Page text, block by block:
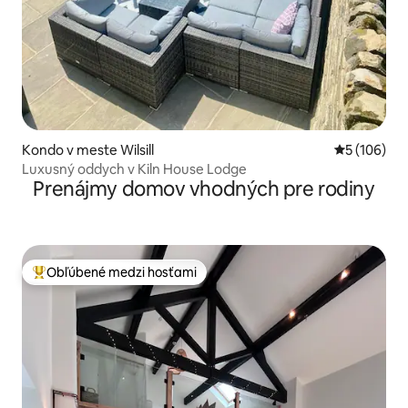
Kondo v meste Wilsill Priemerné
5 (106)
Luxusný oddych v Kiln House Lodge
Prenájmy domov vhodných pre rodiny
Najobľúbenejšie medzi hosťami
Obľúbené medzi hosťami